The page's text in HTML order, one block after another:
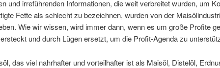
und irreführenden Informationen, die weit verbreitet wurden, um
Fette als schlecht zu bezeichnen, wurden von der
Wie wir wissen, wird immer dann, wenn es um große Profite
und durch Lügen ersetzt, um die Profit-Agenda zu
das viel nahrhafter und vorteilhafter ist als Maisöl, Distelöl,